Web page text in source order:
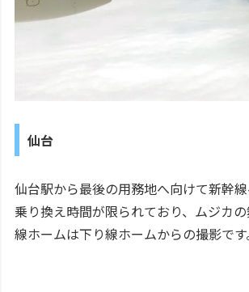
仙台
仙台駅から最後の用務地へ向けて新幹線
乗り換え時間が限られており、ムジカ
線ホームは下り線ホームからの撮影です